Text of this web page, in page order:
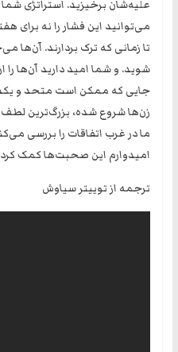
علیه‌شان برخیزید. ‏استراتژی
می‌توانید این فشار را نه برای
تا زمانی که ترک بردارند.
شوید. و شما امید دارید آن‌ها را
جایی که ممکن است متحد و
زن‌ها شروع شده، بزرگ‌ترین لطف
ما در غرب اتفاقات را بررسی
امیدوارم این صحبت‌ها کمک
ترجمه از توییتر سیاوش